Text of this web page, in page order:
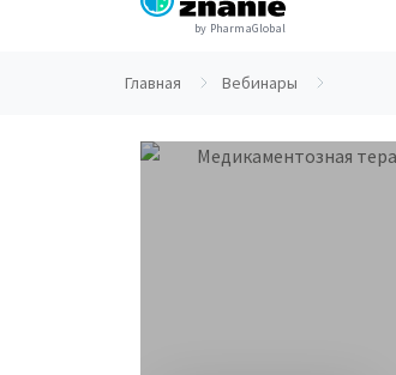
by PharmaGlobal
Главная Вебинары